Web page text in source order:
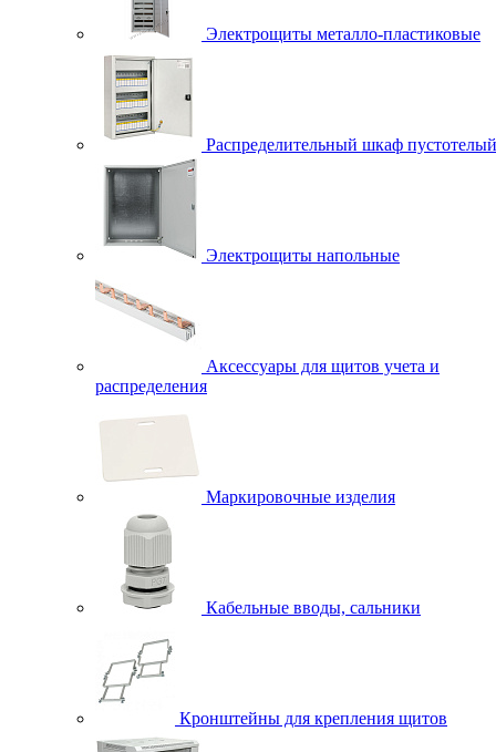
ЭРА Автолампа Н11 12V 55W PGJ19-2 (лампа головного
света) (100/400/6000)
Купить в 1 клик
В избранное
Недоступно
Наличие в магазинах
Название
(Срок поставки,
Понедельник-пятница с
15, выходной -
воскресение
108-73-
наличии
загрузка карты...
Электрощиты металло-пластиковые
Распределительный шкаф пустотелый
Электрощиты напольные
Аксессуары для щитов учета и
распределения
Маркировочные изделия
Кабельные вводы, сальники
Кронштейны для крепления щитов